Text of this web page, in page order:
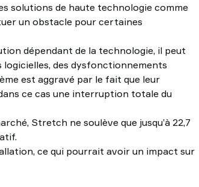
solutions de haute technologie comme
un obstacle pour certaines
dépendant de la technologie, il peut
des dysfonctionnements
est aggravé par le fait que leur
ce cas une interruption totale du
Stretch ne soulève que jusqu’à 22,7
ce qui pourrait avoir un impact sur